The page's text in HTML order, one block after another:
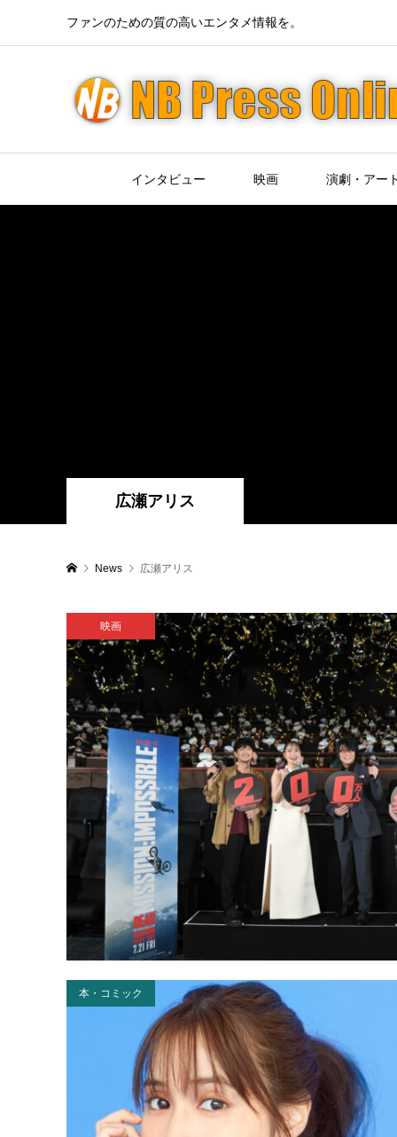
ファンのための質の高いエンタメ情報を。
インタビュー 映画 演劇・アー
広瀬アリス
News 広瀬アリス
映画
本・コミック